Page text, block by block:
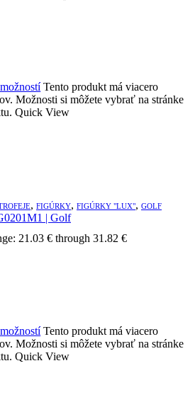
Tento produkt má viacero
Možnosti si môžete vybrať na stránke
Quick View
, FIGÚRKY, FIGÚRKY "LUX", GOLF
| Golf
21.03 € through 31.82 €
Tento produkt má viacero
Možnosti si môžete vybrať na stránke
Quick View